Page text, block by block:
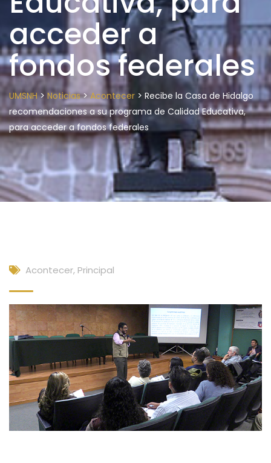
acceder a
fondos federales
UMSNH> Noticias>Acontecer > Recibe la Casa de Hidalgo
recomendaciones a su programa de Calidad Educativa,
para acceder a fondos federales
Acontecer, Principal